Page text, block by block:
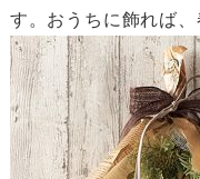
す。おうちに飾れば